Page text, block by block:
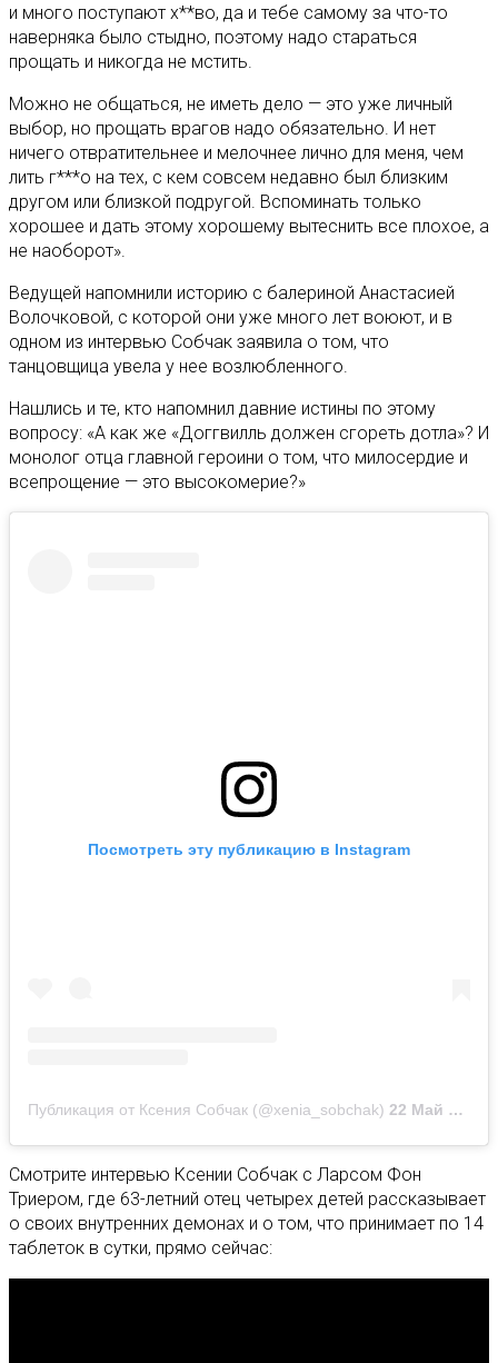
и много поступают х**во, да и тебе самому за что-то
наверняка было стыдно, поэтому надо стараться
прощать и никогда не мстить.
Можно не общаться, не иметь дело — это уже личный
выбор, но прощать врагов надо обязательно. И нет
ничего отвратительнее и мелочнее лично для меня, чем
лить г***о на тех, с кем совсем недавно был близким
другом или близкой подругой. Вспоминать только
хорошее и дать этому хорошему вытеснить все плохое, а
не наоборот».
Ведущей напомнили историю с балериной Анастасией
Волочковой, с которой они уже много лет воюют, и в
одном из интервью Собчак заявила о том, что
танцовщица увела у нее возлюбленного.
Нашлись и те, кто напомнил давние истины по этому
вопросу: «А как же «Доггвилль должен сгореть дотла»? И
монолог отца главной героини о том, что милосердие и
всепрощение — это высокомерие?»
Посмотреть эту публикацию в Instagram
Публикация от Ксения Собчак (@xenia_sobchak) 22 Май 2019 в 5:53 PDT
Смотрите интервью Ксении Собчак с Ларсом Фон
Триером, где 63-летний отец четырех детей рассказывает
о своих внутренних демонах и о том, что принимает по 14
таблеток в сутки, прямо сейчас: